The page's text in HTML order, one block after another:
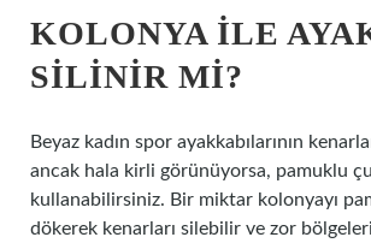
KOLONYA ILE
SILINIR MI?
Beyaz kadın spor ayakkabılarının
ancak hala kirli görünüyorsa, pamuklu
kullanabilirsiniz. Bir miktar kolonyayı
dökerek kenarları silebilir ve zor